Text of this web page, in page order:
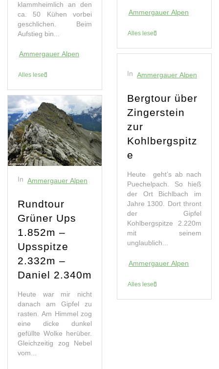
klammheimlich an den
ca. 50 Kühen vorbei
geschlichen. Beim
Aufstieg bin...
Ammergauer Alpen
Alles lesen
In Ammergauer Alpen
Rundtour
Grüner Ups
1.852m –
Upsspitze
2.332m –
Daniel 2.340m
Heute war mir nicht
danach am Gipfel zu
rasten. Am Himmel zog
eine dicke dunkel
gefüllte Wolke herüber.
Gleichzeitig zog Nebel
vom...
Ammergauer Alpen
Alles lesen
In Ammergauer Alpen
Bergtour über
Zingerstein
zur
Kohlbergspitz
e
Heute geht’s ab nach
Puechelpach. So hieß
der Ort Bichlbach im
Jahre 1300. Dort thront
der Gipfel
Kohlbergspitze 2.220m
mit seinem
unglaublich...
Ammergauer Alpen
Alles lesen